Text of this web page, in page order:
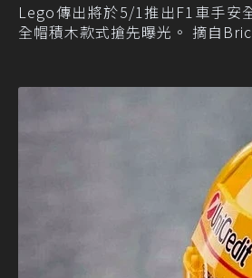
Lego傳出將於5/1推出F1車手
全帽積木款式搶先曝光。 摘自